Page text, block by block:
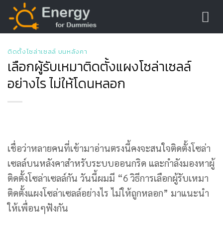
Skip
content
ติดตั้งโซล่าเซลล์ บนหลังคา
เลือกผู้รับเหมาติดตั้งแผงโซล่าเซลล์
อย่างไร ไม่ให้โดนหลอก
เชื่อว่าหลายคนที่เข้ามาอ่านตรงนี้คงจะสนใจติดตั้งโซล่า
เซลล์บนหลังคาสำหรับระบบออนกริด และกำลังมองหาผู้
ติดตั้งโซล่าเซลล์กัน วันนี้ผมมี “6 วิธีการเลือกผู้รับเหมา
ติดตั้งแผงโซล่าเซลล์อย่างไร ไม่ให้ถูกหลอก” มาแนะนำ
ให้เพื่อนๆฟังกัน